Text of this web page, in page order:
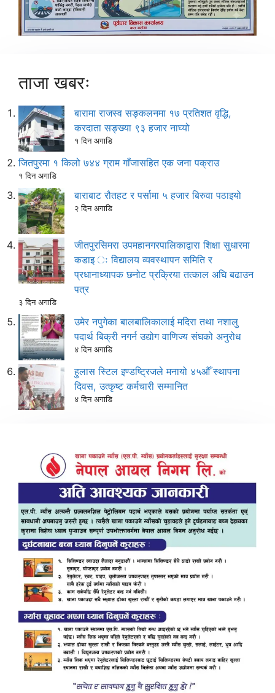
ताजा खबरः
बारामा राजस्व सङ्कलनमा १७ प्रतिशत वृद्धि,
करदाता सङ्ख्या ९३ हजार नाघ्यो
१ दिन अगाडि
जितपुरमा १ किलो ७४४ ग्राम गाँजासहित एक जना पक्राउ
१ दिन अगाडि
बाराबाट रौतहट र पर्सामा ५ हजार बिरुवा पठाइयो
२ दिन अगाडि
जीतपुरसिमरा उपमहानगरपालिकाद्वारा शिक्षा सुधारमा
कडाइ ः विद्यालय व्यवस्थापन समिति र
प्रधानाध्यापक छनोट प्रक्रिया तत्काल अघि बढाउन
पत्र
३ दिन अगाडि
उमेर नपुगेका बालबालिकालाई मदिरा तथा नशालु
पदार्थ बिक्री नगर्न उद्योग वाणिज्य संघको अनुरोध
४ दिन अगाडि
हुलास स्टिल इण्डष्ट्रिजले मनायो ४५औँ स्थापना
दिवस, उत्कृष्ट कर्मचारी सम्मानित
४ दिन अगाडि